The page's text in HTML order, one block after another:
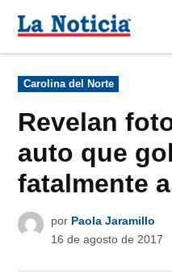
Para mantenerte
contenido
Publicado
en
Carolina del Norte
Revelan
auto que
fatalmente
por Paola Jaramillo
16 de agosto de 2017